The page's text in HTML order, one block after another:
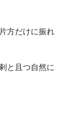
方だけに振れ
と且つ自然に